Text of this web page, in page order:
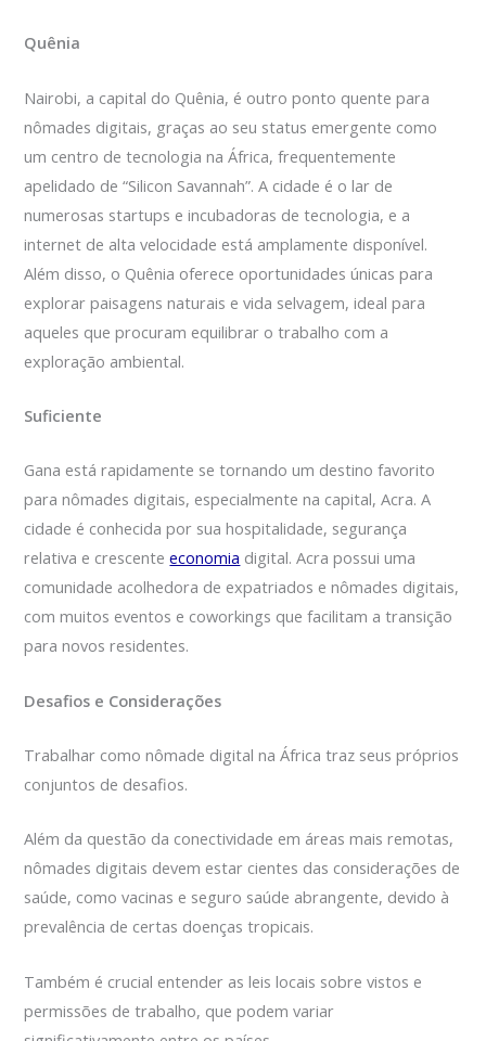
Quênia
Nairobi, a capital do Quênia, é outro ponto quente para
nômades digitais, graças ao seu status emergente como
um centro de tecnologia na África, frequentemente
apelidado de “Silicon Savannah”. A cidade é o lar de
numerosas startups e incubadoras de tecnologia, e a
internet de alta velocidade está amplamente disponível.
Além disso, o Quênia oferece oportunidades únicas para
explorar paisagens naturais e vida selvagem, ideal para
aqueles que procuram equilibrar o trabalho com a
exploração ambiental.
Suficiente
Gana está rapidamente se tornando um destino favorito
para nômades digitais, especialmente na capital, Acra. A
cidade é conhecida por sua hospitalidade, segurança
relativa e crescenteeconomia digital. Acra possui uma
comunidade acolhedora de expatriados e nômades digitais,
com muitos eventos e coworkings que facilitam a transição
para novos residentes.
Desafios e Considerações
Trabalhar como nômade digital na África traz seus próprios
conjuntos de desafios.
Além da questão da conectividade em áreas mais remotas,
nômades digitais devem estar cientes das considerações de
saúde, como vacinas e seguro saúde abrangente, devido à
prevalência de certas doenças tropicais.
Também é crucial entender as leis locais sobre vistos e
permissões de trabalho, que podem variar